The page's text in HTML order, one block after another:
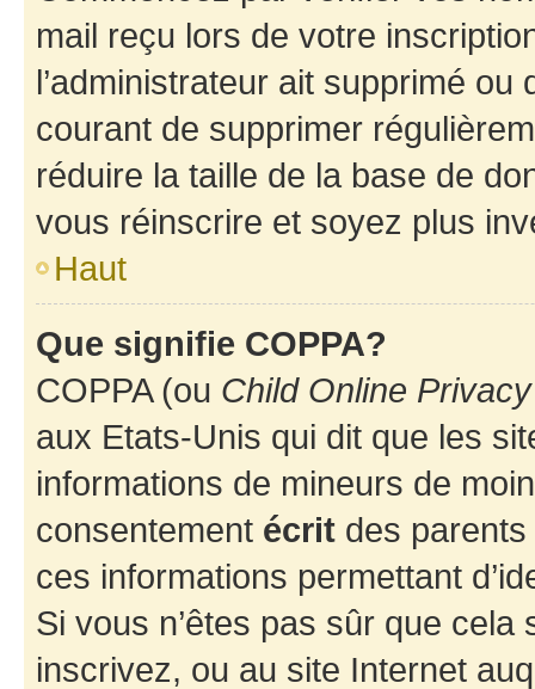
mail reçu lors de votre
l’administrateur ait supprimé
courant de supprimer
réduire la taille de la base de
vous réinscrire et soyez plus
Haut
Que signifie COPPA?
COPPA (ou Child Online
aux Etats-Unis qui dit que les
informations de mineurs de
consentement écrit des parents
ces informations permettant
Si vous n’êtes pas sûr que
inscrivez, ou au site Internet